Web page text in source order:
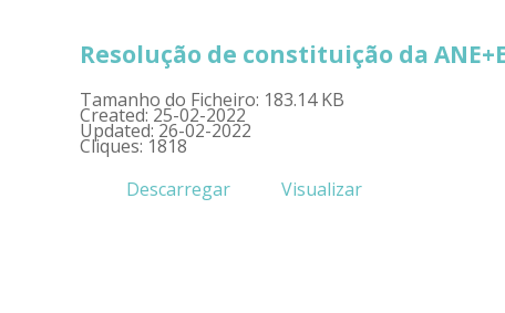
Resolução de constituição da
Tamanho do Ficheiro: 183.14 KB
Created: 25-02-2022
Updated: 26-02-2022
Cliques: 1818
Descarregar
Visualizar